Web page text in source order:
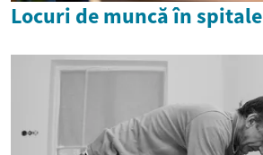
Locuri de muncă în spitale